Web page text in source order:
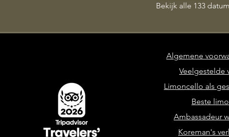
Bekijk alle 133
Algemene
Veelgestelde
Limoncello als
Beste
Ambassadeur
Koreman's